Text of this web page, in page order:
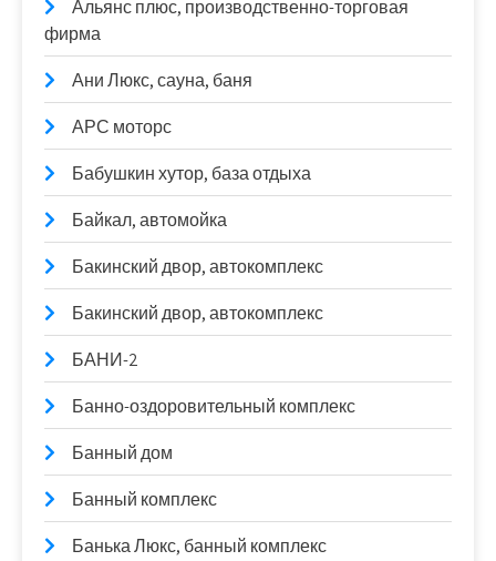
Альянс плюс, производственно-торговая
фирма
Ани Люкс, сауна, баня
АРС моторс
Бабушкин хутор, база отдыха
Байкал, автомойка
Бакинский двор, автокомплекс
Бакинский двор, автокомплекс
БАНИ-2
Банно-оздоровительный комплекс
Банный дом
Банный комплекс
Банька Люкс, банный комплекс